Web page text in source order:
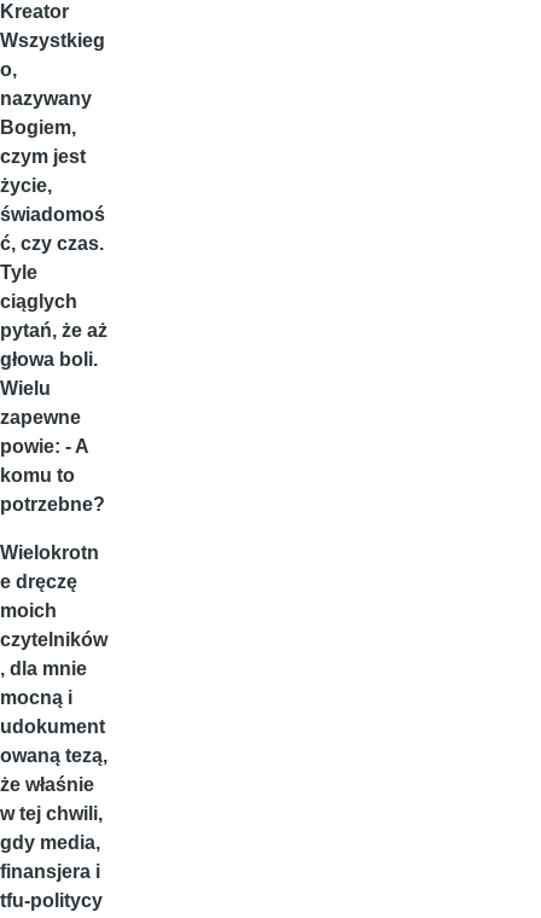
Kreator
Wszystkieg
o,
nazywany
Bogiem,
czym jest
życie,
świadomoś
ć, czy czas.
Tyle
ciąglych
pytań, że aż
głowa boli.
Wielu
zapewne
powie: - A
komu to
potrzebne?
Wielokrotn
e dręczę
moich
czytelników
, dla mnie
mocną i
udokument
owaną tezą,
że właśnie
w tej chwili,
gdy media,
finansjera i
tfu-politycy